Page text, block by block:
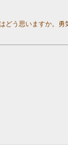
どう思いますか。勇